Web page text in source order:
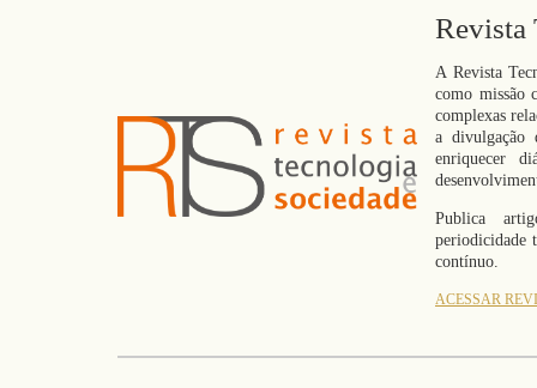
Revista
A Revista
como missão
complexas
a divulgação
enriquecer
Publica
periodicidade
contínuo.
ACESSAR